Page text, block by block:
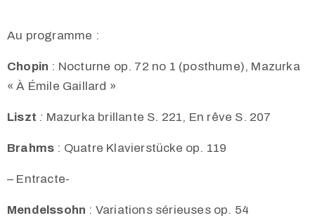
Au programme :
Chopin : Nocturne op. 72 no 1 (posthume), Mazurka
« À Émile Gaillard »
Liszt : Mazurka brillante S. 221, En rêve S. 207
Brahms : Quatre Klavierstücke op. 119
– Entracte-
Mendelssohn : Variations sérieuses op. 54